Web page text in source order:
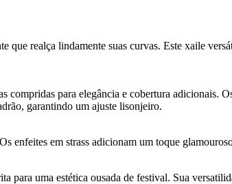
realça lindamente suas curvas. Este xaile
para elegância e cobertura adicionais.
garantindo um ajuste lisonjeiro.
enfeites em strass adicionam um toque
uma estética ousada de festival. Sua